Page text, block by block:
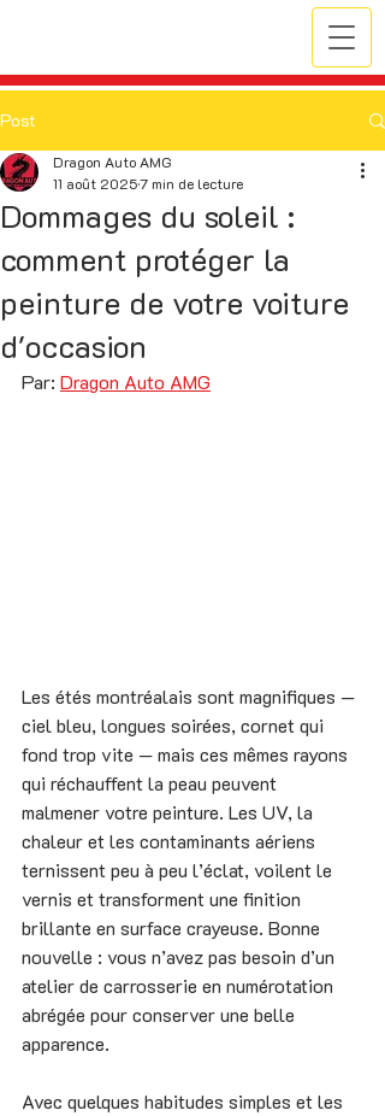
Post
Dommages du soleil :
comment protéger la
peinture de votre voiture
d'occasion
Dragon Auto AMG
11 août 20257 min de lecture
Par: Dragon Auto AMG
Les étés montréalais sont magnifiques —
ciel bleu, longues soirées, cornet qui
fond trop vite — mais ces mêmes rayons
qui réchauffent la peau peuvent
malmener votre peinture. Les UV, la
chaleur et les contaminants aériens
ternissent peu à peu l’éclat, voilent le
vernis et transforment une finition
brillante en surface crayeuse. Bonne
nouvelle : vous n’avez pas besoin d’un
atelier de carrosserie en numérotation
abrégée pour conserver une belle
apparence.
Avec quelques habitudes simples et les